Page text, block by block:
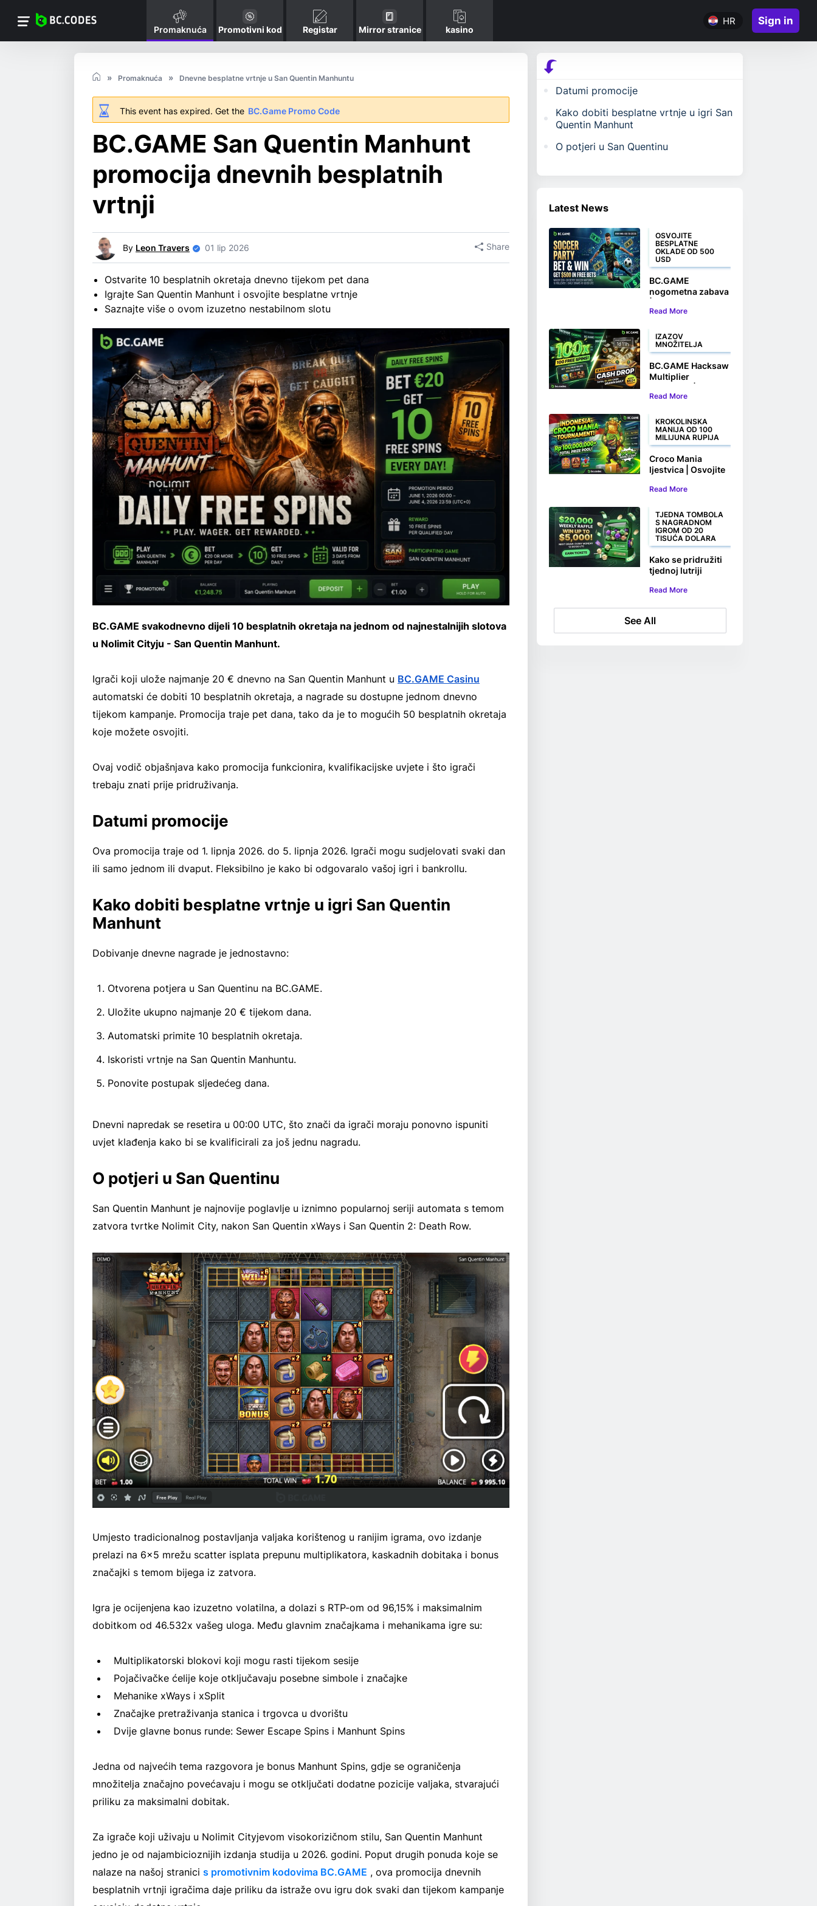
Promaknuća Promotivni kod Registar Mirror stranice kasino
HR Sign in
Promaknuća Dnevne besplatne vrtnje u San Quentin Manhuntu
This event has expired. Get the BC.Game Promo Code
BC.GAME San Quentin Manhunt
promocija dnevnih besplatnih
vrtnji
By Leon Travers 01 lip 2026 Share
Ostvarite 10 besplatnih okretaja dnevno tijekom pet dana
Igrajte San Quentin Manhunt i osvojite besplatne vrtnje
Saznajte više o ovom izuzetno nestabilnom slotu
BC.GAME svakodnevno dijeli 10 besplatnih okretaja na jednom od najnestalnijih slotova
u Nolimit Cityju - San Quentin Manhunt.
Igrači koji ulože najmanje 20 € dnevno na San Quentin Manhunt u BC.GAME Casinu
automatski će dobiti 10 besplatnih okretaja, a nagrade su dostupne jednom dnevno
tijekom kampanje. Promocija traje pet dana, tako da je to mogućih 50 besplatnih okretaja
koje možete osvojiti.
Ovaj vodič objašnjava kako promocija funkcionira, kvalifikacijske uvjete i što igrači
trebaju znati prije pridruživanja.
Datumi promocije
Ova promocija traje od 1. lipnja 2026. do 5. lipnja 2026. Igrači mogu sudjelovati svaki dan
ili samo jednom ili dvaput. Fleksibilno je kako bi odgovaralo vašoj igri i bankrollu.
Kako dobiti besplatne vrtnje u igri San Quentin
Manhunt
Dobivanje dnevne nagrade je jednostavno:
Otvorena potjera u San Quentinu na BC.GAME.
Uložite ukupno najmanje 20 € tijekom dana.
Automatski primite 10 besplatnih okretaja.
Iskoristi vrtnje na San Quentin Manhuntu.
Ponovite postupak sljedećeg dana.
Dnevni napredak se resetira u 00:00 UTC, što znači da igrači moraju ponovno ispuniti
uvjet klađenja kako bi se kvalificirali za još jednu nagradu.
O potjeri u San Quentinu
San Quentin Manhunt je najnovije poglavlje u iznimno popularnoj seriji automata s temom
zatvora tvrtke Nolimit City, nakon San Quentin xWays i San Quentin 2: Death Row.
Umjesto tradicionalnog postavljanja valjaka korištenog u ranijim igrama, ovo izdanje
prelazi na 6x5 mrežu scatter isplata prepunu multiplikatora, kaskadnih dobitaka i bonus
značajki s temom bijega iz zatvora.
Igra je ocijenjena kao izuzetno volatilna, a dolazi s RTP-om od 96,15% i maksimalnim
dobitkom od 46.532x vašeg uloga. Među glavnim značajkama i mehanikama igre su:
Multiplikatorski blokovi koji mogu rasti tijekom sesije
Pojačivačke ćelije koje otključavaju posebne simbole i značajke
Mehanike xWays i xSplit
Značajke pretraživanja stanica i trgovca u dvorištu
Dvije glavne bonus runde: Sewer Escape Spins i Manhunt Spins
Jedna od najvećih tema razgovora je bonus Manhunt Spins, gdje se ograničenja
množitelja značajno povećavaju i mogu se otključati dodatne pozicije valjaka, stvarajući
priliku za maksimalni dobitak.
Za igrače koji uživaju u Nolimit Cityjevom visokorizičnom stilu, San Quentin Manhunt
jedno je od najambicioznijih izdanja studija u 2026. godini. Poput drugih ponuda koje se
nalaze na našoj stranici s promotivnim kodovima BC.GAME , ova promocija dnevnih
besplatnih vrtnji igračima daje priliku da istraže ovu igru dok svaki dan tijekom kampanje
Datumi promocije
Kako dobiti besplatne vrtnje u igri San
Quentin Manhunt
O potjeri u San Quentinu
Latest News
OSVOJITE
BESPLATNE
OKLADE OD 500
USD
BC.GAME
nogometna zabava
osvojite do 500
okladama
Read More
IZAZOV
MNOŽITELJA
BC.GAME Hacksaw
Multiplier
Osvojite 100
i novčane nagrade
Read More
KROKOLINSKA
MANIJA OD 100
MILIJUNA RUPIJA
Croco Mania
ljestvica | Osvojite
100.000.000 Rp+
Read More
TJEDNA TOMBOLA
S NAGRADNOM
IGROM OD 20
TISUĆA DOLARA
Kako se pridružiti
tjednoj lutriji
USD
Read More
See All